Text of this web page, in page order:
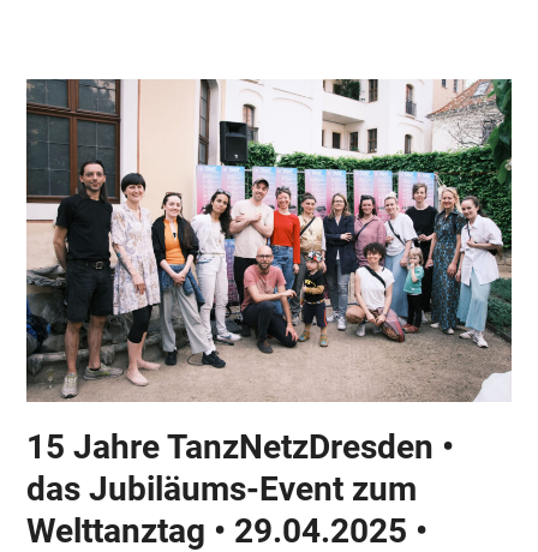
menu
menu
15 Jahre TanzNetzDresden •
das Jubiläums-Event zum
Welttanztag • 29.04.2025 •